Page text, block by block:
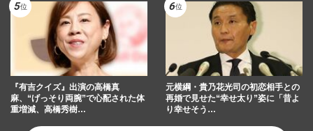
『有吉クイズ』出演の高橋真
麻、“げっそり両腕”で心配された体
重増減、高橋秀樹…
元横綱・貴乃花光司の初恋相手との
再婚で見せた“幸せ太り”姿に「昔よ
り幸せそう…